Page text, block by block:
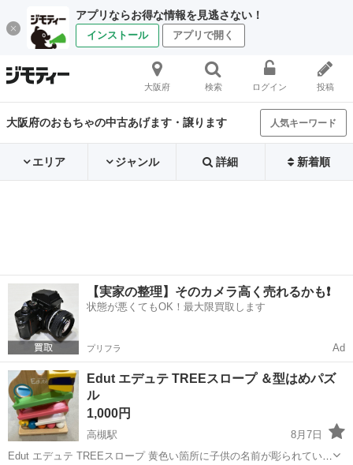
アプリならお得な情報を見逃さない！
インストール アプリで開く
大阪府 検索 ログイン 投稿
大阪府のおもちゃの中古あげます・譲ります 人気キーワード
エリア ジャンル 詳細 新着順
【実家の整理】そのカメラ高く売れるかも❗️
状態が悪くてもOK！最大限買取します
プリフラ Ad
Edut エデュテ TREEスロープ ＆型はめパズ
ル
1,000円
高槻駅
8月7日
Edut エデュテ TREEスロープ 黄色い箇所に子供の名前が彫られていま